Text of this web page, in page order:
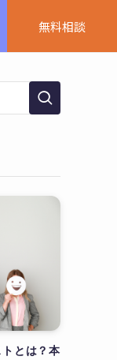
無料相談
とは？本